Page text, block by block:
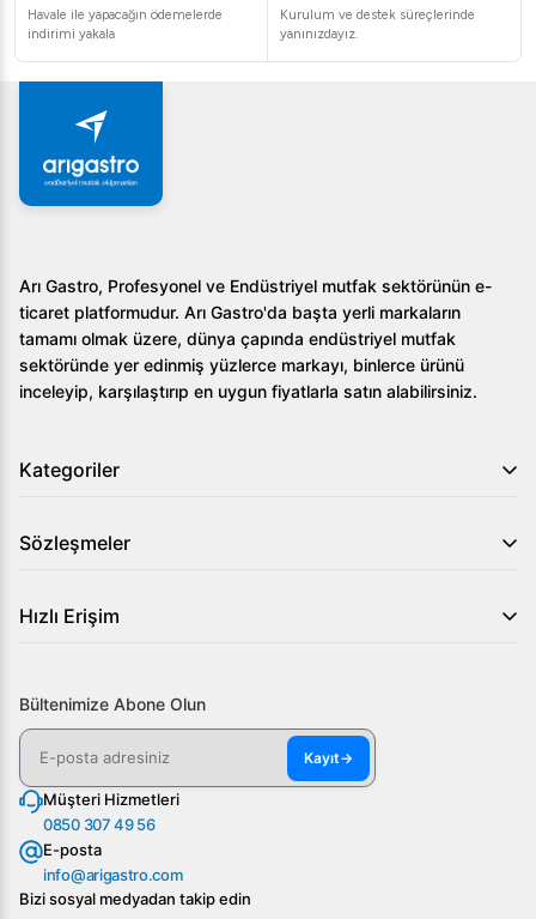
Havale ile yapacağın ödemelerde
indirimi yakala
Kurulum ve destek süreçlerinde
yanınızdayız.
Arı Gastro, Profesyonel ve Endüstriyel mutfak sektörünün e-
ticaret platformudur. Arı Gastro'da başta yerli markaların
tamamı olmak üzere, dünya çapında endüstriyel mutfak
sektöründe yer edinmiş yüzlerce markayı, binlerce ürünü
inceleyip, karşılaştırıp en uygun fiyatlarla satın alabilirsiniz.
Kategoriler
Sözleşmeler
Hızlı Erişim
Bültenimize Abone Olun
Kayıt→
Müşteri Hizmetleri
0850 307 49 56
E-posta
info@arigastro.com
Bizi sosyal medyadan takip edin